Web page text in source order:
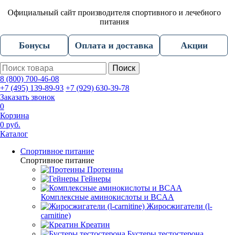
Официальный сайт производителя спортивного и лечебного
питания
Бонусы Оплата и доставка Акции
Поиск
8 (800) 700-46-08
+7 (495) 139-89-93 +7 (929) 630-39-78
Заказать звонок
0
Корзина
0 руб.
Каталог
Спортивное питание
Спортивное питание
Протеины
Гейнеры
Комплексные аминокислоты и BCAA
Жиросжигатели (l-
carnitine)
Креатин